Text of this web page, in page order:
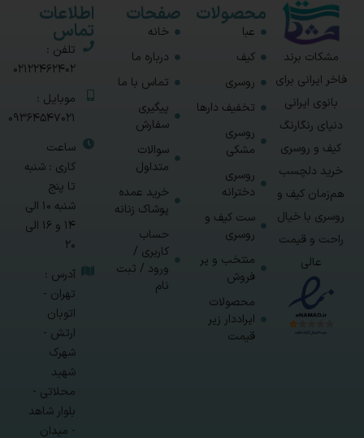
مشکات برند
فاخر ایرانی برای
بانوی ایرانی
دنیای رنگارنگ
کیف و روسری
خرید دلچسب
هم‌زمان کیف و
روسری با خیال
راحت و قیمت
عالی
محصولات
عبا
کیف
روسری
تخفیف دارها
روسری
مشکی
روسری
دخترانه
ست کیف و
روسری
منتخب و پر
فروش
محصولات
ایراددار زیر
قیمت
صفحات
خانه
درباره ما
تماس با ما
پیگیری
سفارش
سوالات
متداول
خرید عمده
پوشاک زنانه
حساب
کاربری /
ورود / ثبت
نام
اطلاعات
تماس
تلفن :
02122462402
موبایل :
09364547021
ساعت
کاری : شنبه
تا پنج
شنبه 10 الی
14 و 16 الی
20
آدرس :
تهران -
اتوبان
ارتش -
شهرک
شهید
محلاتی -
بلوار شاهد
- میدان